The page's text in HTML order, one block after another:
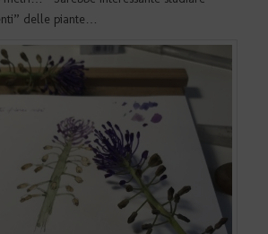
delle piante…